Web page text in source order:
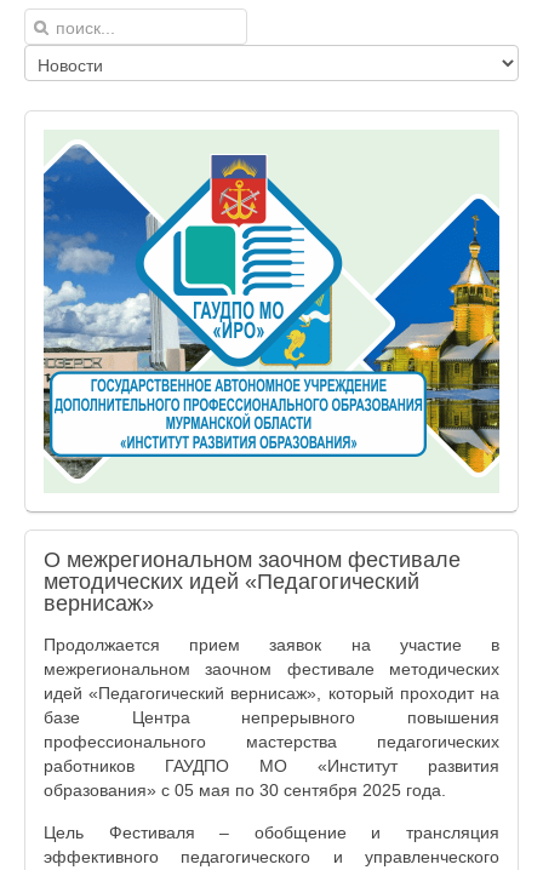
О межрегиональном заочном фестивале
методических идей «Педагогический
вернисаж»
Продолжается прием заявок на участие в
межрегиональном заочном фестивале методических
идей «Педагогический вернисаж», который проходит на
базе Центра непрерывного повышения
профессионального мастерства педагогических
работников ГАУДПО МО «Институт развития
образования» с 05 мая по 30 сентября 2025 года.
Цель Фестиваля – обобщение и трансляция
эффективного педагогического и управленческого